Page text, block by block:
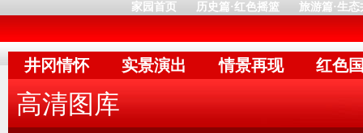
家园首页 历史篇·红色摇篮 旅游篇·生态
井冈情怀 实景演出 情景再现 红色
高清图库